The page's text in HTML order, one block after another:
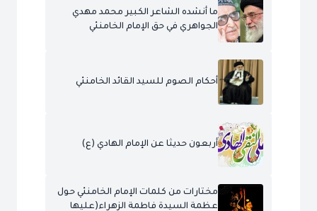
ما أنشده الشاعر الكبير محمد مهدي
الجواهري في حق الإمام الخامنئي
أحكام الصوم للسيد القائد الخامنئي
أربعون حديثا عن الإمام الهادي (ع)
مختارات من كلمات الإمام الخامنئي حول
عظمة السيدة فاطمة الزهراء(عليها